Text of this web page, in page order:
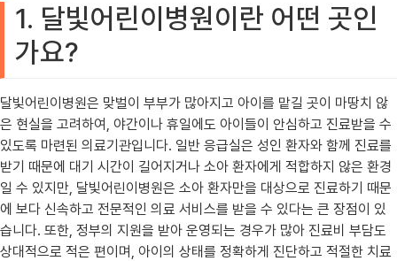
1. 달빛어린이병원이란 어떤 곳인
가요?
달빛어린이병원은 맞벌이 부부가 많아지고 아이를 맡길 곳이 마땅치 않
은 현실을 고려하여, 야간이나 휴일에도 아이들이 안심하고 진료받을 수
있도록 마련된 의료기관입니다. 일반 응급실은 성인 환자와 함께 진료를
받기 때문에 대기 시간이 길어지거나 소아 환자에게 적합하지 않은 환경
일 수 있지만, 달빛어린이병원은 소아 환자만을 대상으로 진료하기 때문
에 보다 신속하고 전문적인 의료 서비스를 받을 수 있다는 큰 장점이 있
습니다. 또한, 정부의 지원을 받아 운영되는 경우가 많아 진료비 부담도
상대적으로 적은 편이며, 아이의 상태를 정확하게 진단하고 적절한 치료